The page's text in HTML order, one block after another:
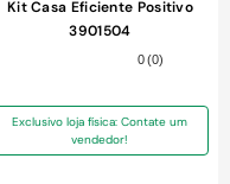
Kit Casa Eficiente Positivo
3901504
0 (0)
Exclusivo loja física: Contate um
vendedor!